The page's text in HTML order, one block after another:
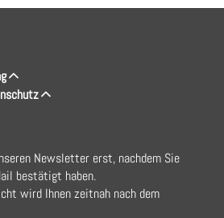
Newsletter erst, nachdem Sie
bestätigt haben.
wird Ihnen zeitnah nach dem